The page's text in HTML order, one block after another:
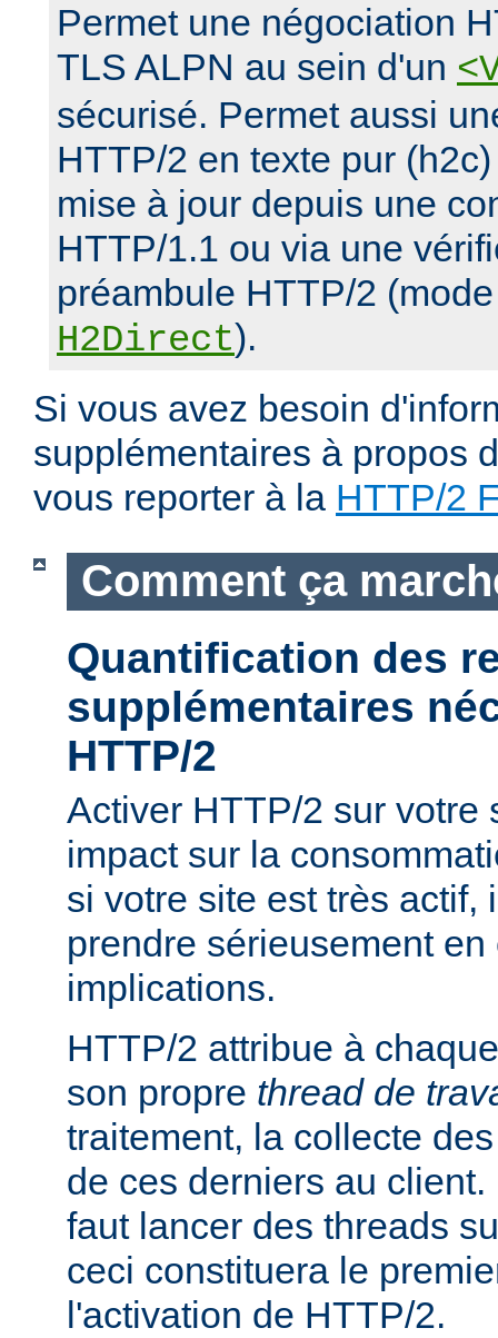
Permet une négociation
TLS ALPN au sein d'un
sécurisé. Permet aussi
HTTP/2 en texte pur
mise à jour depuis une
HTTP/1.1 ou via une
préambule HTTP/2
H2Direct).
Si vous avez besoin
supplémentaires à propos
vous reporter à la HTTP/2
Comment ça
Quantification des
supplémentaires
HTTP/2
Activer HTTP/2 sur votre
impact sur la
si votre site est très actif,
prendre sérieusement
implications.
HTTP/2 attribue à
son propre thread de
traitement, la collecte
de ces derniers au
faut lancer des threads
ceci constituera le
l'activation de HTTP/2.